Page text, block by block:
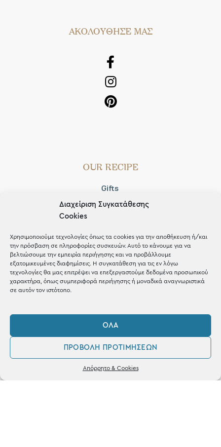
Διαχείριση Συγκατάθεσης
Cookies
Χρησιμοποιούμε τεχνολογίες όπως τα cookies για την αποθήκευση ή/και
την πρόσβαση σε πληροφορίες συσκευών. Αυτό το κάνουμε για να
βελτιώσουμε την εμπειρία περιήγησης και να προβάλλουμε
εξατομικευμένες διαφημίσεις. Η συγκατάθεση για τις εν λόγω
τεχνολογίες θα μας επιτρέψει να επεξεργαστούμε δεδομένα προσωπικού
χαρακτήρα, όπως συμπεριφορά περιήγησης ή μοναδικά αναγνωριστικά
σε αυτόν τον ιστότοπο.
ΌΛΑ
ΠΡΟΒΟΛΉ ΠΡΟΤΙΜΉΣΕΩΝ
Απόρρητο & Cookies
AΚΟΛΟΥΘΗΣΕ ΜΑΣ
OUR RECIPE
Gifts
Μέχρι 30€
Shop the look
Σταθά 17, 38221 Βόλος
2421 217300
Δευ / Τετ / Σαβ: 09:00 - 15:00
Φίλτρα
0